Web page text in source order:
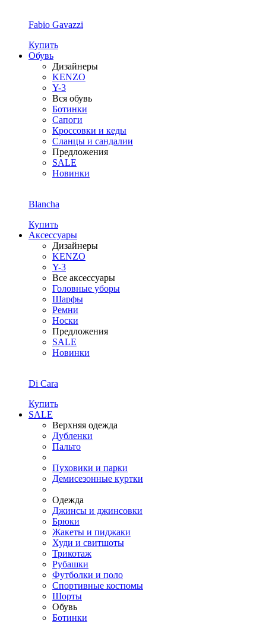
Fabio Gavazzi
Купить
Обувь
Дизайнеры
KENZO
Y-3
Вся обувь
Ботинки
Сапоги
Кроссовки и кеды
Сланцы и сандалии
Предложения
SALE
Новинки
Blancha
Купить
Аксессуары
Дизайнеры
KENZO
Y-3
Все аксессуары
Головные уборы
Шарфы
Ремни
Носки
Предложения
SALE
Новинки
Di Cara
Купить
SALE
Верхняя одежда
Дубленки
Пальто
Пуховики и парки
Демисезонные куртки
Одежда
Джинсы и джинсовки
Брюки
Жакеты и пиджаки
Худи и свитшоты
Трикотаж
Рубашки
Футболки и поло
Спортивные костюмы
Шорты
Обувь
Ботинки